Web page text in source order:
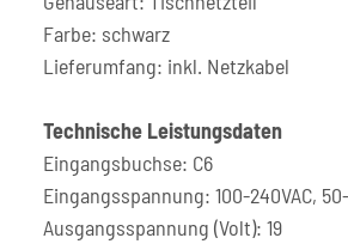
Farbe: schwarz
Lieferumfang: inkl. Netzkabel
Technische Leistungsdaten
Eingangsbuchse: C6
Eingangsspannung: 100-240VAC,
Ausgangsspannung (Volt): 19